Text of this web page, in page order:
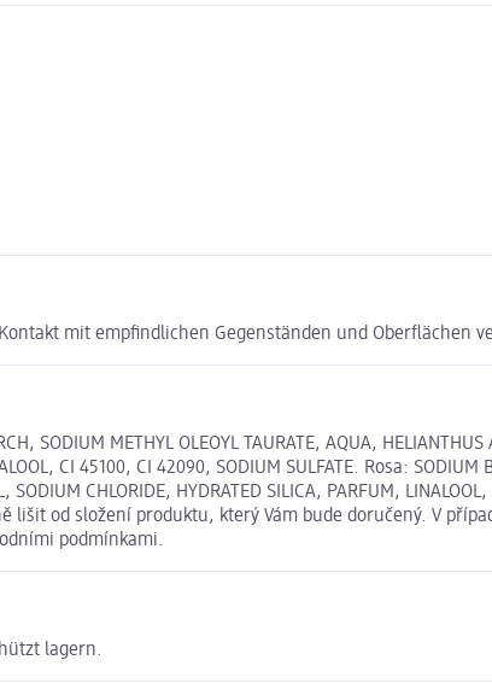
mit empfindlichen Gegenständen und Oberflächen
SODIUM METHYL OLEOYL TAURATE, AQUA,
CI 45100, CI 42090, SODIUM SULFATE. Rosa:
SODIUM CHLORIDE, HYDRATED SILICA, PARFUM,
od složení produktu, který Vám bude doručený. V
podmínkami.
lagern.